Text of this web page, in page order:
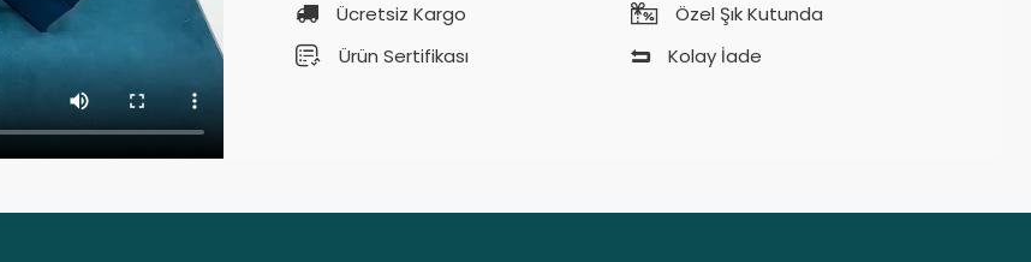
Ücretsiz Kargo
Özel Şık Kutunda
Ürün Sertifikası
Kolay İade